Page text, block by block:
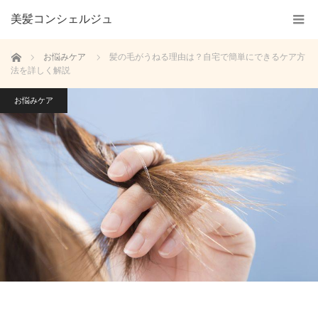
美髪コンシェルジュ
ホーム お悩みケア
髪の毛がうねる理由は？自宅で簡単にできるケア方
法を詳しく解説
お悩みケア